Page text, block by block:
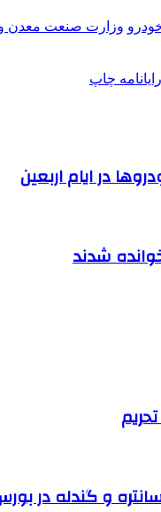
وزارت صنعت معدن
رایانامه چاپ
در ایام اربعین
شدند
و گندله در